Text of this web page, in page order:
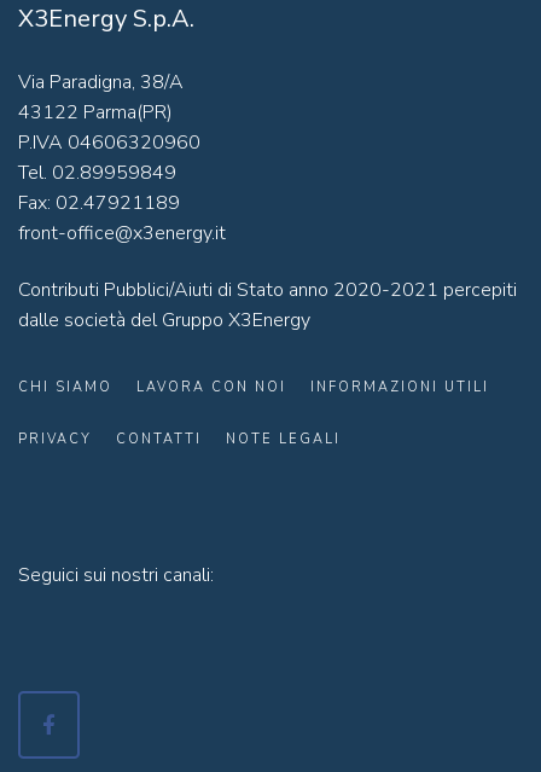
X3Energy S.p.A.
Via Paradigna, 38/A
43122 Parma(PR)
P.IVA 04606320960
Tel. 02.89959849
Fax: 02.47921189
front-office@x3energy.it
Contributi Pubblici/Aiuti di Stato anno 2020-2021 percepiti
dalle società del Gruppo X3Energy
CHI SIAMO LAVORA CON NOI INFORMAZIONI UTILI
PRIVACY CONTATTI NOTE LEGALI
Seguici sui nostri canali: